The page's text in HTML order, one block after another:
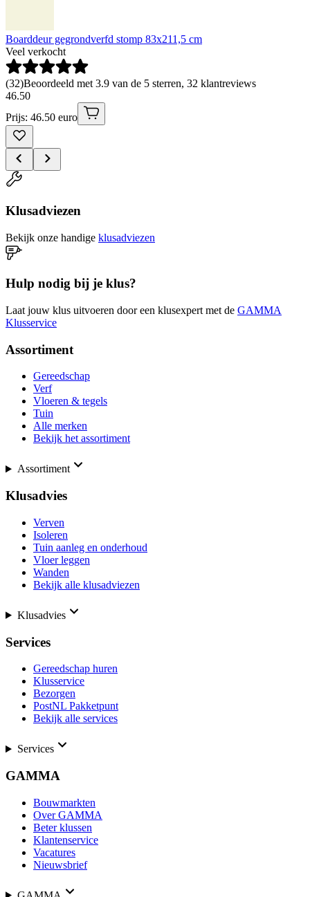
Boarddeur gegrondverfd stomp 83x211,5 cm
Veel verkocht
(32)Beoordeeld met 3.9 van de 5 sterren, 32 klantreviews
46.50
Prijs: 46.50 euro
Klusadviezen
Bekijk onze handige klusadviezen
Hulp nodig bij je klus?
Laat jouw klus uitvoeren door een klusexpert met de GAMMA
Klusservice
Assortiment
Gereedschap
Verf
Vloeren & tegels
Tuin
Alle merken
Bekijk het assortiment
Assortiment
Klusadvies
Verven
Isoleren
Tuin aanleg en onderhoud
Vloer leggen
Wanden
Bekijk alle klusadviezen
Klusadvies
Services
Gereedschap huren
Klusservice
Bezorgen
PostNL Pakketpunt
Bekijk alle services
Services
GAMMA
Bouwmarkten
Over GAMMA
Beter klussen
Klantenservice
Vacatures
Nieuwsbrief